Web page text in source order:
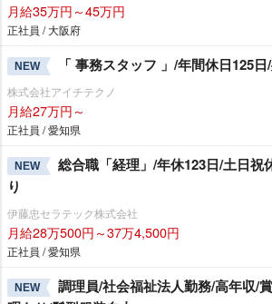
月給35万円～45万円
正社員 / 大阪府
NEW 「 事務スタッフ 」/年間休日125
株式会社アイチテクノ
月給27万円～
正社員 / 愛知県
NEW
総合職「経理」/年休123日/土日祝
り
伊藤忠セラテック株式会社
月給28万500円～37万4,500円
正社員 / 愛知県
NEW
調理員/社会福祉法人勤務/高年収/